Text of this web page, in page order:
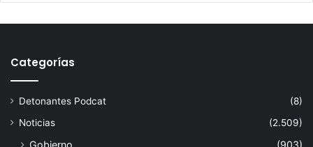
Categorías
Detonantes Podcat
(8)
Noticias
(2.509)
Gobierno
(903)